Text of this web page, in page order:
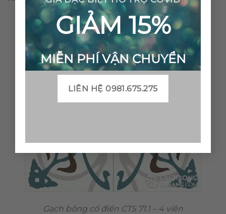
GIẢM 15%
MIỄN PHÍ VẬN CHUYỂN
LIÊN HỆ 0981.675.275
Gạch bông cổ điển CTS 71.1 – 4 viên